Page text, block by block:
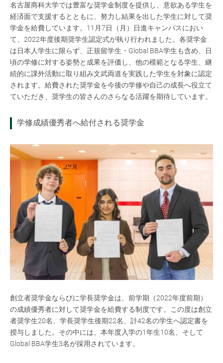
名古屋商科大学では豊富な奨学金制度を提供し、意欲ある学生を
経済面で支援するとともに、努力し結果を出した学生に対して奨
学金を給費しています。11月7日（月）日進キャンパスにおい
て、2022年度後期奨学生認定式が執り行われました。各奨学金
は日本人学生に限らず、正規留学生・Global BBA学生も含め、日
頃の学修に対する姿勢と成果を評価し、他の模範となる学生、継
続的に課外活動に取り組み文武両道を実践した学生を対象に認定
されます。給費された奨学金を今後の学修や自己の成長へ役立て
ていただき、奨学生の皆さんのさらなる活躍を期待しています。
学修成績優秀者へ給付される奨学金
創立者奨学金ならびに学長奨学金は、前学期（2022年度前期）
の成績優秀者に対して奨学金を給費する制度です。この度は創立
者奨学生20名、学長奨学生後期22名、計42名の学生へ認定書を
授与しました。その中には、本年度入学の1年生10名、そして
Global BBA学生3名が採用されています。